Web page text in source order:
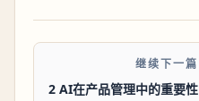
继续下一篇
2 AI在产品管理中的重要性